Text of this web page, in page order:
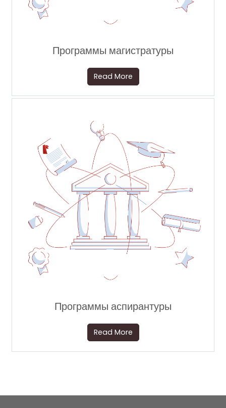
Программы магистратуры
Read More
Программы аспирантуры
Read More